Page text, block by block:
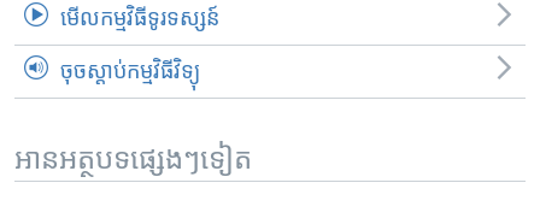
មើល​កម្មវិធី​ទូរទស្សន៍
ចុចស្តាប់កម្មវិធីវិទ្យុ
អានអត្ថបទផ្សេងៗទៀត